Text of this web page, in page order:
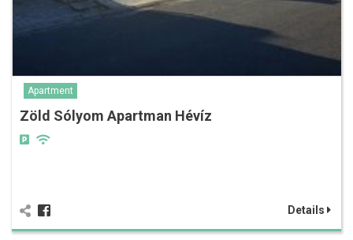
Apartment
Zöld Sólyom Apartman Hévíz
Details